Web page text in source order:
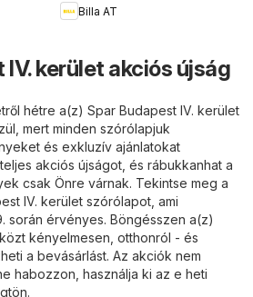
Billa AT
IV. kerület akciós újság
hétre a(z) Spar Budapest IV. kerület
mert minden szórólapjuk
és exkluzív ajánlatokat
akciós újságot, és rábukkanhat a
csak Önre várnak. Tekintse meg a
IV. kerület szórólapot, ami
során érvényes. Böngésszen a(z)
kényelmesen, otthonról - és
a bevásárlást. Az akciók nem
habozzon, használja ki az e heti